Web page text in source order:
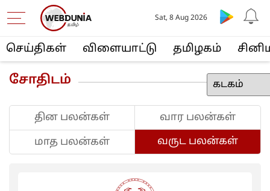
செய்திகள் விளையா‌ட்டு த‌மிழக‌ம்
Sat, 8 Aug 2026
சோதிடம்
தின பலன்கள்
வார பலன்கள்
மாத பலன்கள்
வருட பலன்கள்